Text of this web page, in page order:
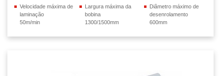
Velocidade máxima de
laminação
50m/min
Largura máxima da
bobina
1300/1500mm
Diâmetro máximo de
desenrolamento
600mm